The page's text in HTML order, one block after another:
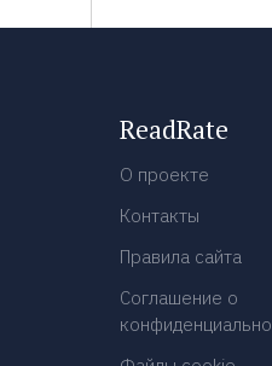
ReadRate
О проекте
Контакты
Правила сайта
Соглашение о